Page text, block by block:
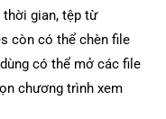
thời gian, tệp từ
còn có thể chèn file
có thể mở các file
chương trình xem